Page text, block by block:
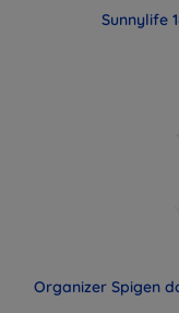
Sunnylife
Organizer Spigen